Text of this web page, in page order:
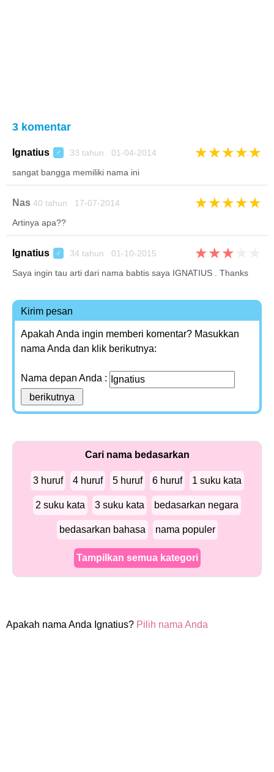
3 komentar
Ignatius ♂ 33 tahun 01-04-2014 ★★★★★
sangat bangga memiliki nama ini
Nas 40 tahun 17-07-2014 ★★★★★
Artinya apa??
Ignatius ♂ 34 tahun 01-10-2015 ★★★
Saya ingin tau arti dari nama babtis saya IGNATIUS . Thanks
Kirim pesan
Apakah Anda ingin memberi komentar? Masukkan
nama Anda dan klik berikutnya:
Nama depan Anda :
Cari nama bedasarkan
3 huruf 4 huruf 5 huruf 6 huruf 1 suku kata
2 suku kata 3 suku kata bedasarkan negara
bedasarkan bahasa nama populer
Tampilkan semua kategori
Apakah nama Anda Ignatius? Pilih nama Anda